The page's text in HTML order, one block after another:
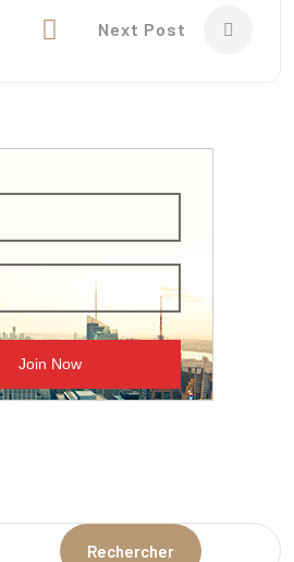
Next Post
Rechercher